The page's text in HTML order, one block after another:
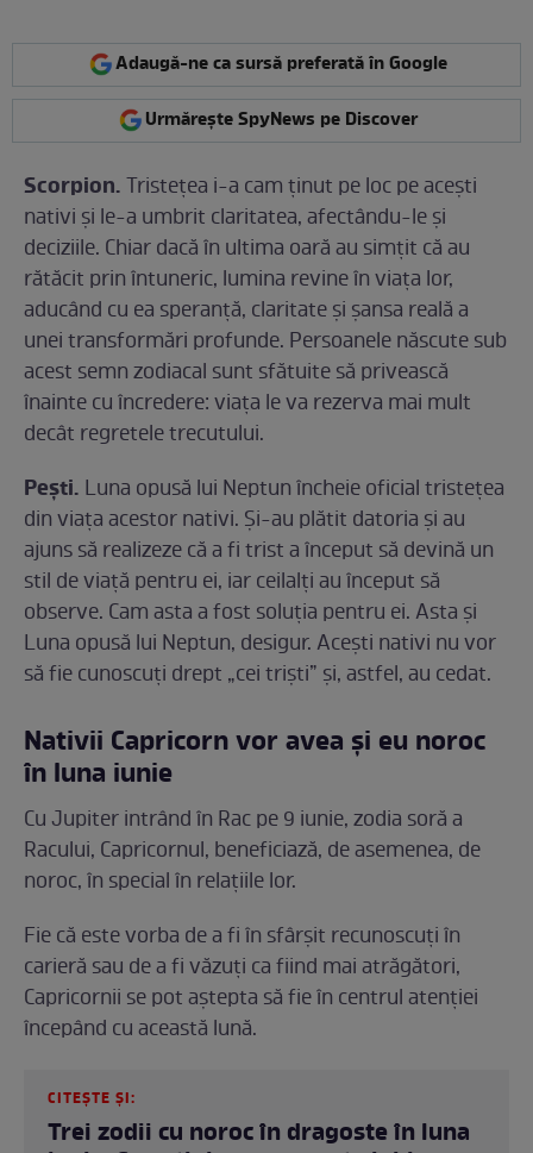
Adaugă-ne ca sursă preferată în Google
Urmărește SpyNews pe Discover
Scorpion.Tristețea i-a cam ținut pe loc pe acești
nativi și le-a umbrit claritatea, afectându-le și
deciziile. Chiar dacă în ultima oară au simțit că au
rătăcit prin întuneric, lumina revine în viața lor,
aducând cu ea speranță, claritate și șansa reală a
unei transformări profunde. Persoanele născute sub
acest semn zodiacal sunt sfătuite să privească
înainte cu încredere: viața le va rezerva mai mult
decât regretele trecutului.
Pești. Luna opusă lui Neptun încheie oficial tristețea
din viața acestor nativi. Și-au plătit datoria și au
ajuns să realizeze că a fi trist a început să devină un
stil de viață pentru ei, iar ceilalți au început să
observe. Cam asta a fost soluția pentru ei. Asta și
Luna opusă lui Neptun, desigur. Acești nativi nu vor
să fie cunoscuți drept „cei triști” și, astfel, au cedat.
Nativii Capricorn vor avea și eu noroc
în luna iunie
Cu Jupiter intrând în Rac pe 9 iunie, zodia soră a
Racului, Capricornul, beneficiază, de asemenea, de
noroc, în special în relațiile lor.
Fie că este vorba de a fi în sfârșit recunoscuți în
carieră sau de a fi văzuți ca fiind mai atrăgători,
Capricornii se pot aștepta să fie în centrul atenției
începând cu această lună.
CITEȘTE ȘI:
Trei zodii cu noroc în dragoste în luna